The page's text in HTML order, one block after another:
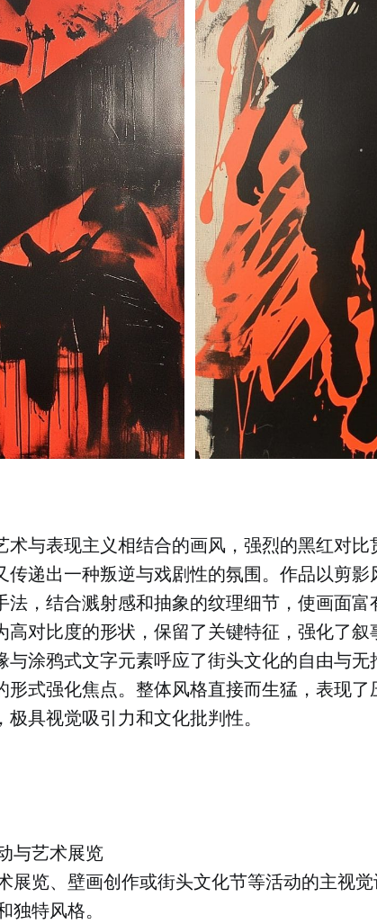
术与表现主义相结合的画风，强烈的黑红对
传递出一种叛逆与戏剧性的氛围。作品以剪影
法，结合溅射感和抽象的纹理细节，使画面富
高对比度的形状，保留了关键特征，强化了
与涂鸦式文字元素呼应了街头文化的自由与无
形式强化焦点。整体风格直接而生猛，表现
具视觉吸引力和文化批判性。
与艺术展览
展览、壁画创作或街头文化节等活动的主视
独特风格。